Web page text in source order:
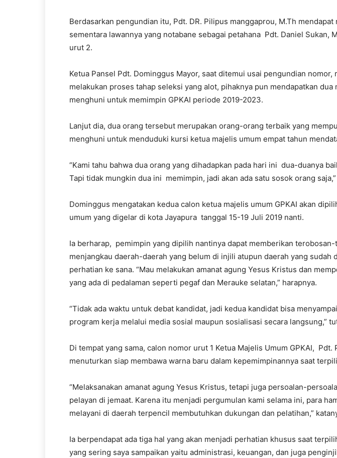
Berdasarkan pengundian itu, Pdt. DR. Pilipus manggaprou, M.Th mendapat
sementara lawannya yang notabane sebagai petahana Pdt. Daniel Sukan,
urut 2.
Ketua Pansel Pdt. Dominggus Mayor, saat ditemui usai pengundian nomor,
melakukan proses tahap seleksi yang alot, pihaknya pun mendapatkan dua
menghuni untuk memimpin GPKAI periode 2019-2023.
Lanjut dia, dua orang tersebut merupakan orang-orang terbaik yang
menghuni untuk menduduki kursi ketua majelis umum empat tahun
“Kami tahu bahwa dua orang yang dihadapkan pada hari ini dua-duanya
Tapi tidak mungkin dua ini memimpin, jadi akan ada satu sosok orang
Dominggus mengatakan kedua calon ketua majelis umum GPKAI akan
umum yang digelar di kota Jayapura tanggal 15-19 Juli 2019 nanti.
Ia berharap, pemimpin yang dipilih nantinya dapat memberikan
menjangkau daerah-daerah yang belum di injili atupun daerah yang sudah
perhatian ke sana. “Mau melakukan amanat agung Yesus Kristus dan
yang ada di pedalaman seperti pegaf dan Merauke selatan,” harapnya.
“Tidak ada waktu untuk debat kandidat, jadi kedua kandidat bisa
program kerja melalui media sosial maupun sosialisasi secara langsung,”
Di tempat yang sama, calon nomor urut 1 Ketua Majelis Umum GPKAI, Pdt.
menuturkan siap membawa warna baru dalam kepemimpinannya saat
“Melaksanakan amanat agung Yesus Kristus, tetapi juga persoalan-
pelayan di jemaat. Karena itu menjadi pergumulan kami selama ini, para
melayani di daerah terpencil membutuhkan dukungan dan pelatihan,”
Ia berpendapat ada tiga hal yang akan menjadi perhatian khusus saat
yang sering saya sampaikan yaitu administrasi, keuangan, dan juga